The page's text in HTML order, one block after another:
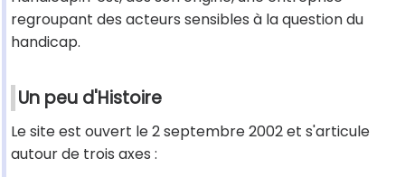
regroupant des acteurs sensibles à la question du
handicap.
Un peu d'Histoire
Le site est ouvert le 2 septembre 2002 et s'articule
autour de trois axes :